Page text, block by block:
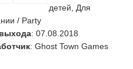
детей, Для
/ Party
: 07.08.2018
: Ghost Town Games